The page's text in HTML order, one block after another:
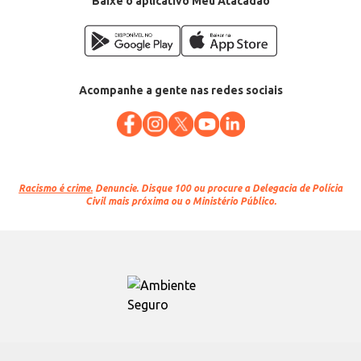
Acompanhe a gente nas redes sociais
Racismo é crime. Denuncie. Disque 100 ou procure a Delegacia de Polícia
Civil mais próxima ou o Ministério Público.